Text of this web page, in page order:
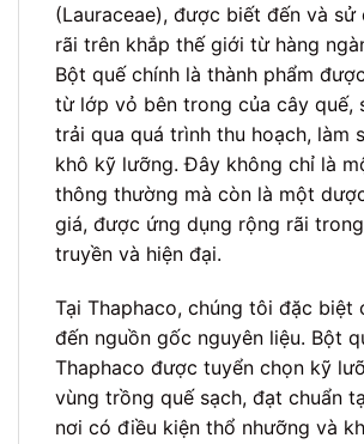
(Lauraceae), được biết đến và sử
rãi trên khắp thế giới từ hàng
Bột quế chính là thành phẩm
từ lớp vỏ bên trong của cây quế,
trải qua quá trình thu hoạch, làm
khô kỹ lưỡng. Đây không chỉ là
thông thường mà còn là một
giá, được ứng dụng rộng rãi
truyền và hiện đại.
Tại Thaphaco, chúng tôi đặc biệt
đến nguồn gốc nguyên liệu. Bột
Thaphaco được tuyển chọn kỹ
vùng trồng quế sạch, đạt chuẩn
nơi có điều kiện thổ nhưỡng và